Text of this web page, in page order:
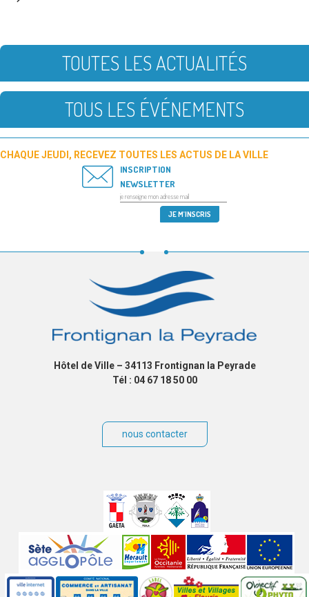
TOUTES LES ACTUALITÉS
TOUS LES ÉVÉNEMENTS
CHAQUE JEUDI, RECEVEZ TOUTES LES ACTUS DE LA VILLE
INSCRIPTION
NEWSLETTER
Hôtel de Ville – 34113 Frontignan la Peyrade
Tél : 04 67 18 50 00
nous contacter
partenaires
Labels